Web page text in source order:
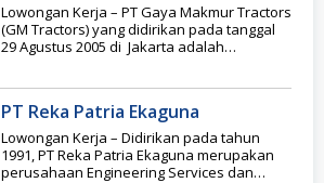
Lowongan Kerja – PT Gaya Makmur Tractors
(GM Tractors) yang didirikan pada tanggal
29 Agustus 2005 di Jakarta adalah
PT Reka Patria Ekaguna
Lowongan Kerja – Didirikan pada tahun
1991, PT Reka Patria Ekaguna merupakan
perusahaan Engineering Services dan